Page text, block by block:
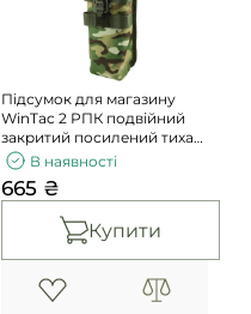
Підсумок для магазину
WinTac 2 РПК подвійний
закритий посилений тиха
кліпса мультикам
В наявності
665 ₴
Купити